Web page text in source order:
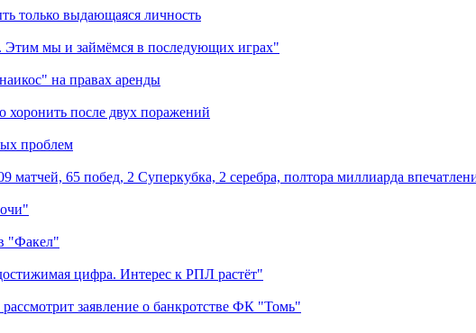
только выдающаяся личность
мы и займёмся в последующих играх"
на правах аренды
после двух поражений
проблем
65 побед, 2 Суперкубка, 2 серебра, полтора миллиарда
"Факел"
цифра. Интерес к РПЛ растёт"
заявление о банкротстве ФК "Томь"